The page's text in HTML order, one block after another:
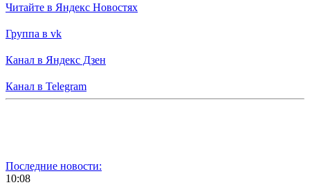
Читайте в Яндекс Новостях
Группа в vk
Канал в Яндекс Дзен
Канал в Telegram
Последние новости:
10:08